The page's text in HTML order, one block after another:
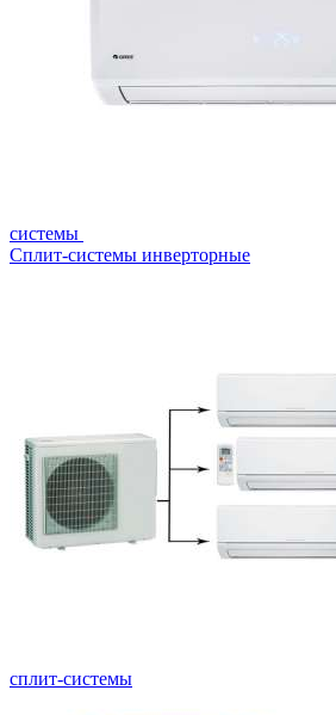
системы
Сплит-системы инверторные
сплит-системы